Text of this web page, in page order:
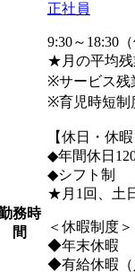
務時
間
正社員
9:30～18:30（
★月の平均残
※サービス残
※育児時短制
【休日・休暇
◆年間休日
◆シフト制
★月1回、土
＜休暇制度＞
◆年末休暇
◆有給休暇（